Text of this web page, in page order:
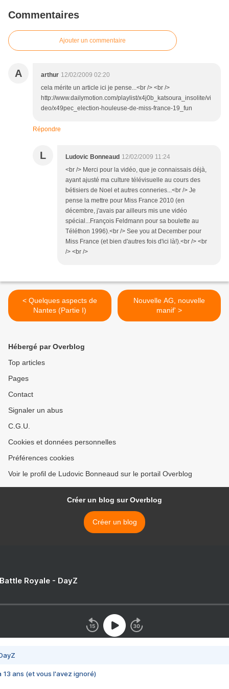
Commentaires
Ajouter un commentaire
A arthur 12/02/2009 02:20
cela mérite un article ici je pense...<br /> <br />
http://www.dailymotion.com/playlist/x4j0b_katsoura_insolite/vi
deo/x49pec_election-houleuse-de-miss-france-19_fun
Répondre
L Ludovic Bonneaud 12/02/2009 11:24
<br /> Merci pour la vidéo, que je connaissais déjà,
ayant ajusté ma culture télévisuelle au cours des
bétisiers de Noel et autres conneries...<br /> Je
pense la mettre pour Miss France 2010 (en
décembre, j'avais par ailleurs mis une vidéo
spécial...François Feldmann pour sa boulette au
Téléthon 1996).<br /> See you at December pour
Miss France (et bien d'autres fois d'ici là!).<br /> <br
/> <br />
< Quelques aspects de
Nantes (Partie I)
Nouvelle AG, nouvelle
manif' >
Hébergé par Overblog
Top articles
Pages
Contact
Signaler un abus
C.G.U.
Cookies et données personnelles
Préférences cookies
Voir le profil de Ludovic Bonneaud sur le portail Overblog
Créer un blog sur Overblog
Créer un blog
Royale - DayZ
13 ans (et vous l'avez ignoré)